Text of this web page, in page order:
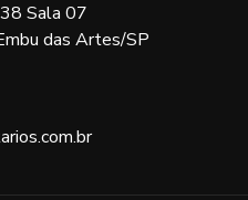
Sala 07
das Artes/SP